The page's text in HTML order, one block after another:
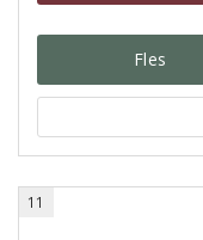
Fles
11